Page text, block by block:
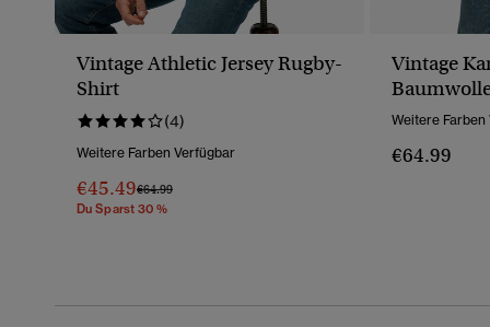
Vintage Athletic Jersey Rugby-
Shirt
(4)
Weitere Farben Verfügbar
€45.49Preis Wurde Reduziert Von
€64.99Bis
Du Sparst 30 %
Vintage
Weitere Farben
€64.99